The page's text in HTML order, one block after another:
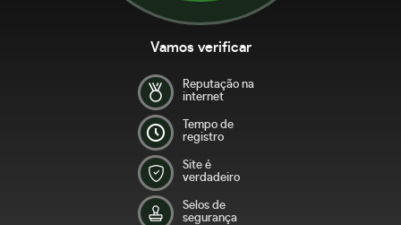
Vamos verificar
Reputação na
internet
Tempo de
registro
Site é
verdadeiro
Selos de
segurança